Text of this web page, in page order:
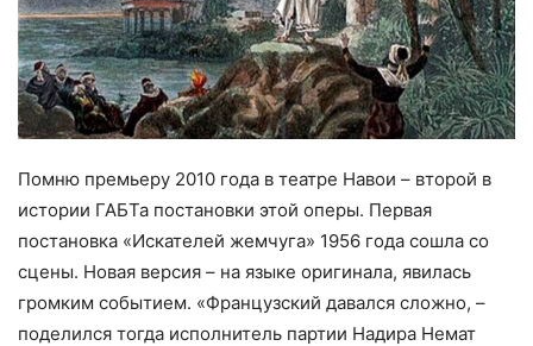
Помню премьеру 2010 года в театре Навои – второй в
истории ГАБТа постановки этой оперы. Первая
постановка «Искателей жемчуга» 1956 года сошла со
сцены. Новая версия – на языке оригинала, явилась
громким событием. «Французский давался сложно, –
поделился тогда исполнитель партии Надира Немат